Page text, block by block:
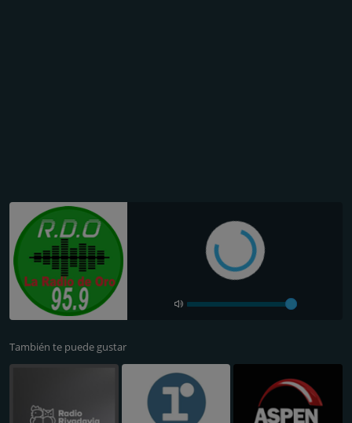
También te puede gustar